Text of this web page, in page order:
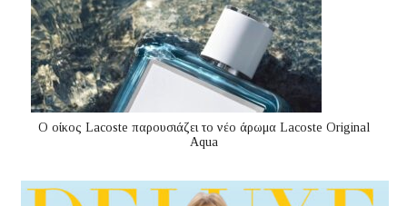
Ο οίκος Lacoste παρουσιάζει το νέο άρωμα Lacoste Original
Aqua